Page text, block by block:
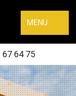
MENU
67 64 75